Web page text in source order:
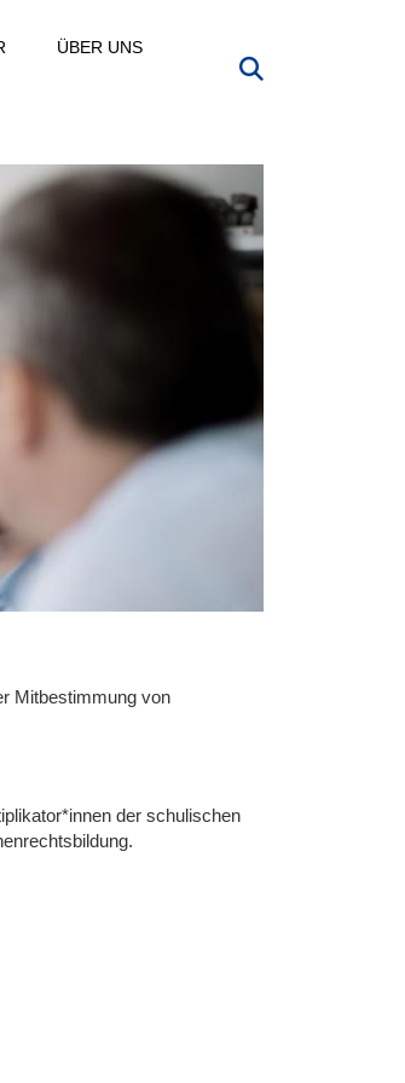
ÜBER UNS
Mitbestimmung von
der schulischen